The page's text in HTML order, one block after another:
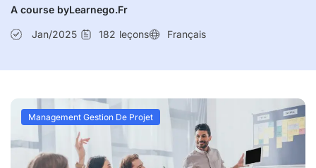
A course byLearnego.fr
Jan/2025 182 leçons Français
Management Gestion De Projet